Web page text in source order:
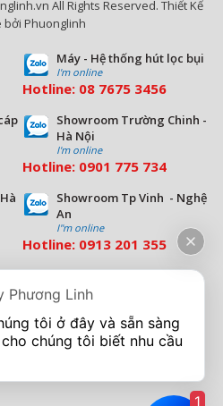
All Rights Reserved. Thiết Kế
bởi Phuonglinh
Máy - Hệ thống hút lọc bụi
I'm online
Hotline: 08 7675 3456
Showroom Trường Chinh -
Hà Nội
I'm online
Hotline: 0901 775 734
Showroom Tp Vinh - Nghệ
An
I''m online
Hotline: 0913 201 355
Chi nhánh Hồ Chí Minh
I'm online
Hotline:0909 503 696
Phương Linh
tôi ở đây và sẵn sàng
chúng tôi biết nhu cầu
1